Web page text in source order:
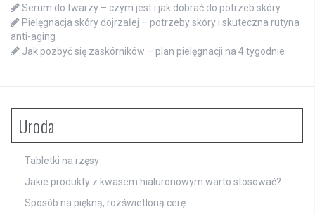
Serum do twarzy – czym jest i jak dobrać do potrzeb skóry
Pielęgnacja skóry dojrzałej – potrzeby skóry i skuteczna rutyna
anti-aging
Jak pozbyć się zaskórników – plan pielęgnacji na 4 tygodnie
Uroda
Tabletki na rzęsy
Jakie produkty z kwasem hialuronowym warto stosować?
Sposób na piękną, rozświetloną cerę